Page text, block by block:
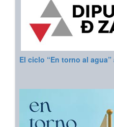
El ciclo “En torno al